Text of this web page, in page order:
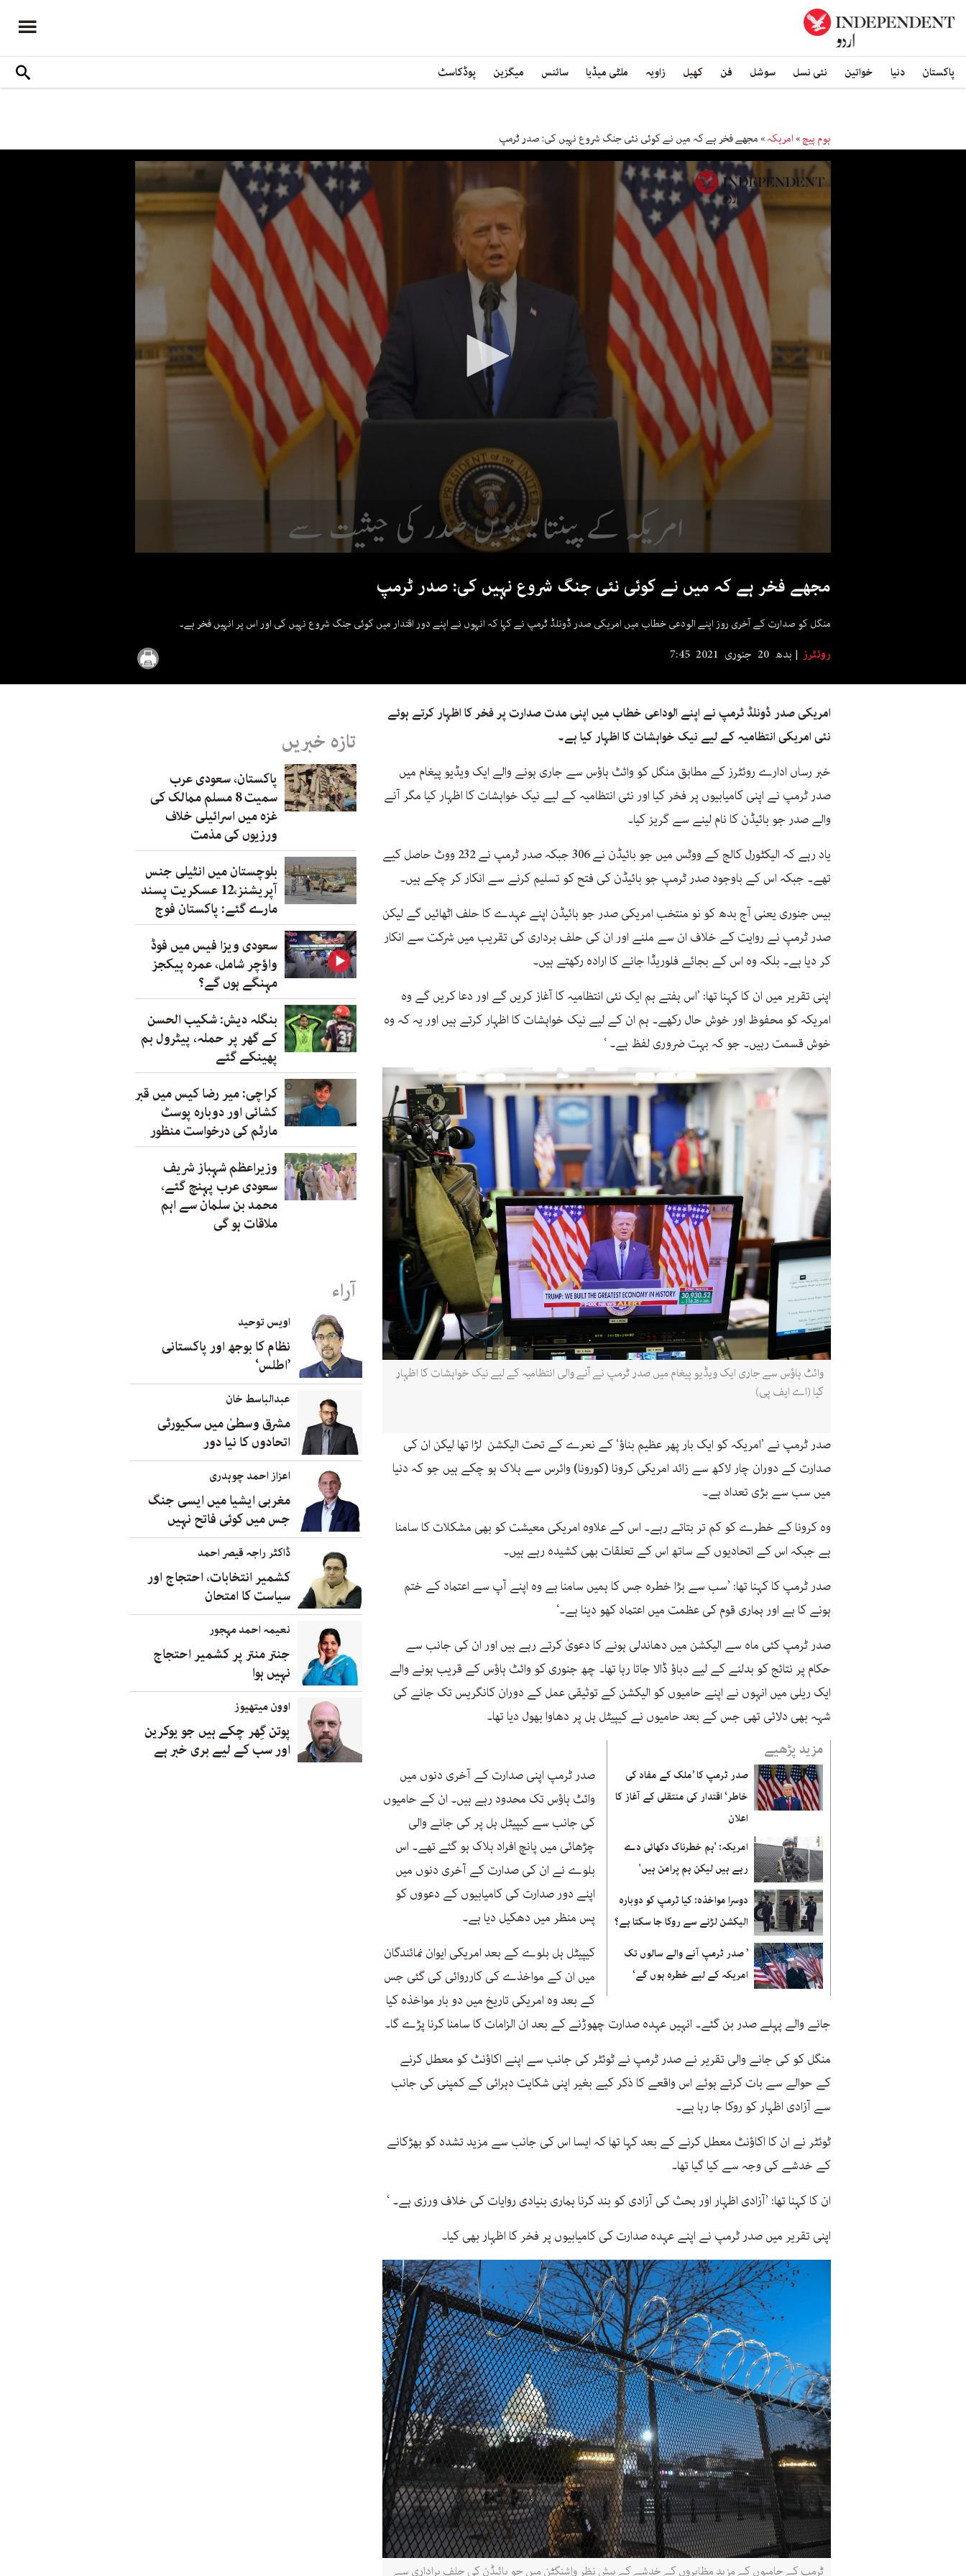
پاکستان دنیا خواتین نئی نسل سوشل فن کھیل زاویہ ملٹی میڈیا سائنس میگزین پوڈکاسٹ
ہوم پیچ» امریکہ» مجھے فخر ہے کہ میں نے کوئی نئی جنگ شروع نہیں کی: صدر ٹرمپ
مجھے فخر ہے کہ میں نے کوئی نئی جنگ شروع نہیں کی: صدر ٹرمپ
منگل کو صدارت کے آخری روز اپنے الودعی خطاب میں امریکی صدر ڈونلڈ ٹرمپ نے کہا کہ انہوں نے اپنے دور اقتدار میں کوئی جنگ شروع نہیں کی اور اس پر انہیں فخر ہے۔
روئٹرز بدھ 20 جنوری 2021 7:45
امریکی صدر ڈونلڈ ٹرمپ نے اپنے الوداعی خطاب میں اپنی مدت صدارت پر فخر کا اظہار کرتے ہوئے
نئی امریکی انتظامیہ کے لیے نیک خواہشات کا اظہار کیا ہے۔
خبر رساں ادارے روئٹرز کے مطابق منگل کو وائٹ ہاؤس سے جاری ہونے والے ایک ویڈیو پیغام میں
صدر ٹرمپ نے اپنی کامیابیوں پر فخر کیا اور نئی انتظامیہ کے لیے نیک خواہشات کا اظہار کیا مگر آنے
والے صدر جو بائیڈن کا نام لینے سے گریز کیا۔
یاد رہے کہ الیکٹورل کالج کے ووٹس میں جو بائیڈن نے 306 جبکہ صدر ٹرمپ نے 232 ووٹ حاصل کیے
تھے۔ جبکہ اس کے باوجود صدر ٹرمپ جو بائیڈن کی فتح کو تسلیم کرنے سے انکار کر چکے ہیں۔
بیس جنوری یعنی آج بدھ کو نو منتخب امریکی صدر جو بائیڈن اپنے عہدے کا حلف اٹھائیں گے لیکن
صدر ٹرمپ نے روایت کے خلاف ان سے ملنے اور ان کی حلف برداری کی تقریب میں شرکت سے انکار
کر دیا ہے۔ بلکہ وہ اس کے بجائے فلوریڈا جانے کا ارادہ رکھتے ہیں۔
اپنی تقریر میں ان کا کہنا تھا: ’اس ہفتے ہم ایک نئی انتظامیہ کا آغاز کریں گے اور دعا کریں گے وہ
امریکہ کو محفوظ اور خوش حال رکھے۔ ہم ان کے لیے نیک خواہشات کا اظہار کرتے ہیں اور یہ کہ وہ
خوش قسمت رہیں۔ جو کہ بہت ضروری لفظ ہے۔ ‘
وائٹ ہاؤس سے جاری ایک ویڈیو پیغام میں صدر ٹرمپ نے آنے والی انتظامیہ کے لیے نیک خواہشات کا اظہار
کیا (اے ایف پی)
صدر ٹرمپ نے ’امریکہ کو ایک بار پھر عظیم بناؤ‘ کے نعرے کے تحت الیکشن لڑا تھا لیکن ان کی
صدارت کے دوران چار لاکھ سے زائد امریکی کرونا (کورونا) وائرس سے ہلاک ہو چکے ہیں جو کہ دنیا
میں سب سے بڑی تعداد ہے۔
وہ کرونا کے خطرے کو کم تر بتاتے رہے۔ اس کے علاوہ امریکی معیشت کو بھی مشکلات کا سامنا
ہے جبکہ اس کے اتحادیوں کے ساتھ اس کے تعلقات بھی کشیدہ رہے ہیں۔
صدر ٹرمپ کا کہنا تھا: ’سب سے بڑا خطرہ جس کا ہمیں سامنا ہے وہ اپنے آپ سے اعتماد کے ختم
ہونے کا ہے اور ہماری قوم کی عظمت میں اعتماد کھو دینا ہے۔‘
صدر ٹرمپ کئی ماہ سے الیکشن میں دھاندلی ہونے کا دعویٰ کرتے رہے ہیں اور ان کی جانب سے
حکام پر نتائج کو بدلنے کے لیے دباؤ ڈالا جاتا رہا تھا۔ چھ جنوری کو وائٹ ہاؤس کے قریب ہونے والے
ایک ریلی میں انہوں نے اپنے حامیوں کو الیکشن کے توثیقی عمل کے دوران کانگریس تک جانے کی
شہہ بھی دلائی تھی جس کے بعد حامیوں نے کیپیٹل ہل پر دھاوا بھول دیا تھا۔
مزید پڑھیے
صدر ٹرمپ کا ’ملک کے مفاد کی
خاطر‘ اقتدار کی منتقلی کے آغاز کا
اعلان
امریکہ: 'ہم خطرناک دکھائی دے
رہے ہیں لیکن ہم پرامن ہیں'
دوسرا مواخذہ: کیا ٹرمپ کو دوبارہ
الیکشن لڑنے سے روکا جا سکتا ہے؟
’ صدر ٹرمپ آنے والے سالوں تک
امریکہ کے لیے خطرہ ہوں گے‘
صدر ٹرمپ اپنی صدارت کے آخری دنوں میں
وائٹ ہاؤس تک محدود رہے ہیں۔ ان کے حامیوں
کی جانب سے کیپیٹل ہل پر کی جانے والی
چڑھائی میں پانچ افراد ہلاک ہو گئے تھے۔ اس
بلوے نے ان کی صدارت کے آخری دنوں میں
اپنے دور صدارت کی کامیابیوں کے دعووں کو
پس منظر میں دھکیل دیا ہے۔
کیپیٹل ہل بلوے کے بعد امریکی ایوان نمائندگان
میں ان کے مواخذے کی کارروائی کی گئی جس
کے بعد وہ امریکی تاریخ میں دو بار مواخذہ کیا
جانے والے پہلے صدر بن گئے۔ انہیں عہدہ صدارت چھوڑنے کے بعد ان الزامات کا سامنا کرنا پڑے گا۔
منگل کو کی جانے والی تقریر نے صدر ٹرمپ نے ٹوئٹر کی جانب سے اپنے اکاؤنٹ کو معطل کرنے
کے حوالے سے بات کرتے ہوئے اس واقعے کا ذکر کیے بغیر اپنی شکایت دہرائی کے کمپنی کی جانب
سے آزادی اظہار کو روکا جا رہا ہے۔
ٹوئٹر نے ان کا اکاؤنٹ معطل کرنے کے بعد کہا تھا کہ ایسا اس کی جانب سے مزید تشدد کو بھڑکانے
کے خدشے کی وجہ سے کیا گیا تھا۔
ان کا کہنا تھا: ’آزادی اظہار اور بحث کی آزادی کو بند کرنا ہماری بنیادی روایات کی خلاف ورزی ہے۔ ‘
اپنی تقریر میں صدر ٹرمپ نے اپنے عہدہ صدارت کی کامیابیوں پر فخر کا اظہار بھی کیا۔
ٹرمپ کے حامیوں کے مزید مظاہروں کے خدشے کے پیش نظر واشنگٹن میں جو بائیڈن کی حلف براداری سے
تازہ خبریں
پاکستان، سعودی عرب
سمیت 8 مسلم ممالک کی
غزہ میں اسرائیلی خلاف
ورزیوں کی مذمت
بلوچستان میں انٹیلی جنس
آپریشنز،12 عسکریت پسند
مارے گئے: پاکستان فوج
سعودی ویزا فیس میں فوڈ
واؤچر شامل، عمرہ پیکجز
مہنگے ہوں گے؟
بنگلہ دیش: شکیب الحسن
کے گھر پر حملہ، پیٹرول بم
پھینکے گئے
کراچی: میر رضا کیس میں قبر
کشائی اور دوبارہ پوسٹ
مارٹم کی درخواست منظور
وزیراعظم شہباز شریف
سعودی عرب پہنچ گئے،
محمد بن سلمان سے اہم
ملاقات ہو گی
آراء
اویس توحید
نظام کا بوجھ اور پاکستانی
’اطلس‘
عبدالباسط خان
مشرق وسطیٰ میں سکیورٹی
اتحادوں کا نیا دور
اعزاز احمد چوہدری
مغربی ایشیا میں ایسی جنگ
جس میں کوئی فاتح نہیں
ڈاکٹر راجہ قیصر احمد
کشمیر انتخابات، احتجاج اور
سیاست کا امتحان
نعیمہ احمد مہجور
جنتر منتر پر کشمیر احتجاج
نہیں ہوا
اوون میتھیوز
پوتن گِھر چکے ہیں جو یوکرین
اور سب کے لیے بری خبر ہے